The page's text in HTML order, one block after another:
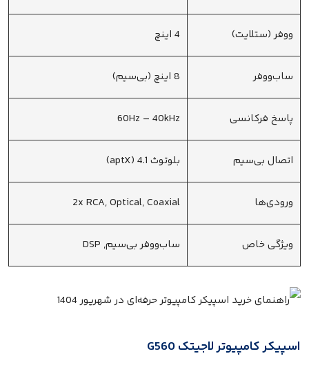
ووفر (ستلایت) 4 اینچ
ساب‌ووفر 8 اینچ (بی‌سیم)
پاسخ فرکانسی 60Hz – 40kHz
اتصال بی‌سیم بلوتوث 4.1 (aptX)
ورودی‌ها 2x RCA, Optical, Coaxial
ویژگی خاص ساب‌ووفر بی‌سیم, DSP
اسپیکر کامپیوتر لاجیتک G560